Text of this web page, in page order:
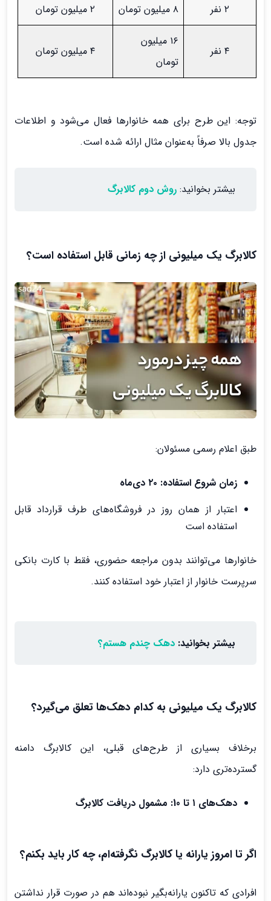
۲ نفر ۸ میلیون تومان ۲ میلیون تومان
۴ نفر
۱۶ میلیون
تومان
۴ میلیون تومان
توجه: این طرح برای همه خانوارها فعال می‌شود و اطلاعات
جدول بالا صرفاً به‌عنوان مثال ارائه شده است.
بیشتر بخوانید:روش دوم کالابرگ
کالابرگ یک میلیونی از چه زمانی قابل استفاده است؟
طبق اعلام رسمی مسئولان:
زمان شروع استفاده: ۲۰ دی‌ماه
اعتبار از همان روز در فروشگاه‌های طرف قرارداد قابل
استفاده است
خانوارها می‌توانند بدون مراجعه حضوری، فقط با کارت بانکی
سرپرست خانوار از اعتبار خود استفاده کنند.
بیشتر بخوانید:دهک چندم هستم؟
کالابرگ یک میلیونی به کدام دهک‌ها تعلق می‌گیرد؟
برخلاف بسیاری از طرح‌های قبلی، این کالابرگ دامنه
گسترده‌تری دارد:
دهک‌های ۱ تا 10: مشمول دریافت کالابرگ
اگر تا امروز یارانه یا کالابرگ نگرفته‌ام، چه کار باید بکنم؟
افرادی که تاکنون یارانه‌بگیر نبوده‌اند هم در صورت قرار نداشتن